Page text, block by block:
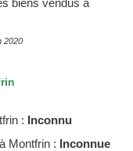
2020
: Inconnu
Montfrin : Inconnue